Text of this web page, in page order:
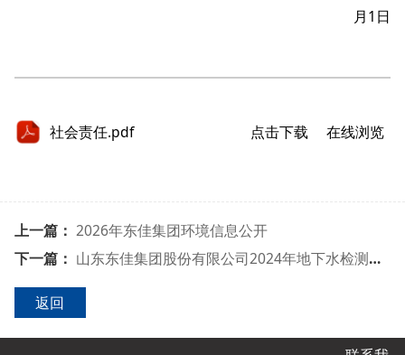
月 1 日
社会责任.pdf 点击下载 在线浏览
上一篇： 2026年东佳集团环境信息公开
下一篇： 山东东佳集团股份有限公司2024年地下水检测报告
返回